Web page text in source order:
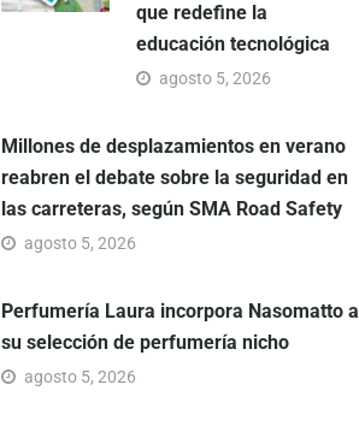
que redefine la
educación tecnológica
agosto 5, 2026
Millones de desplazamientos en verano
reabren el debate sobre la seguridad en
las carreteras, según SMA Road Safety
agosto 5, 2026
Perfumería Laura incorpora Nasomatto a
su selección de perfumería nicho
agosto 5, 2026